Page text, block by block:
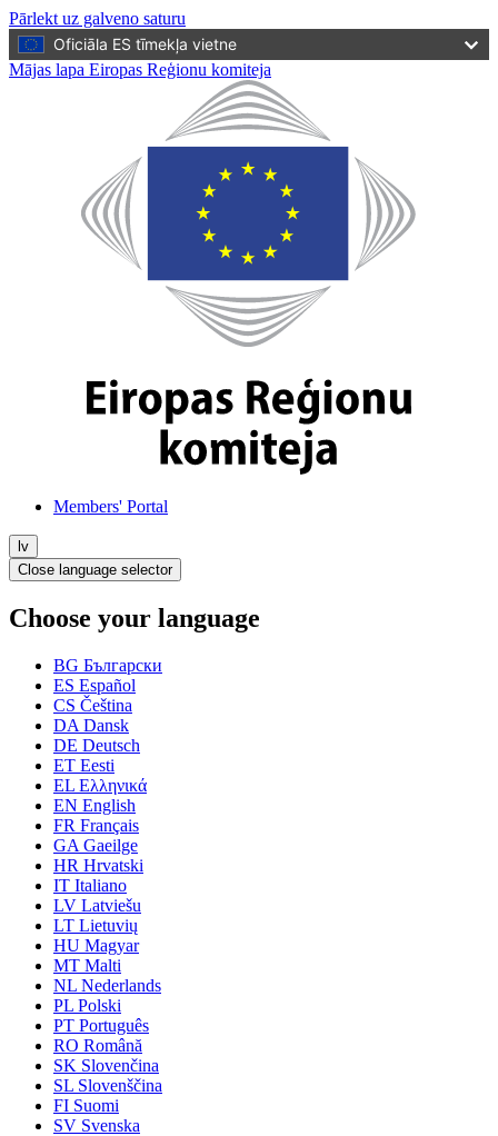
Pārlekt uz galveno saturu
Oficiāla ES tīmekļa vietne
Mājas lapa Eiropas Reģionu komiteja
Members' Portal
lv
Close language selector
Choose your language
BG Български
ES Español
CS Čeština
DA Dansk
DE Deutsch
ET Eesti
EL Ελληνικά
EN English
FR Français
GA Gaeilge
HR Hrvatski
IT Italiano
LV Latviešu
LT Lietuvių
HU Magyar
MT Malti
NL Nederlands
PL Polski
PT Português
RO Română
SK Slovenčina
SL Slovenščina
FI Suomi
SV Svenska